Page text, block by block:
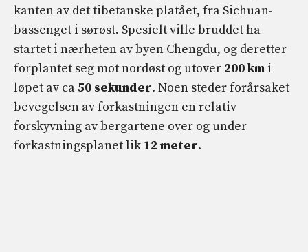
kanten av det tibetanske platået, fra Sichuan-
bassenget i sørøst. Spesielt ville bruddet ha
startet i nærheten av byen Chengdu, og deretter
forplantet seg mot nordøst og utover 200 km i
løpet av ca50 sekunder. Noen steder forårsaket
bevegelsen av forkastningen en relativ
forskyvning av bergartene over og under
forkastningsplanet lik 12 meter.